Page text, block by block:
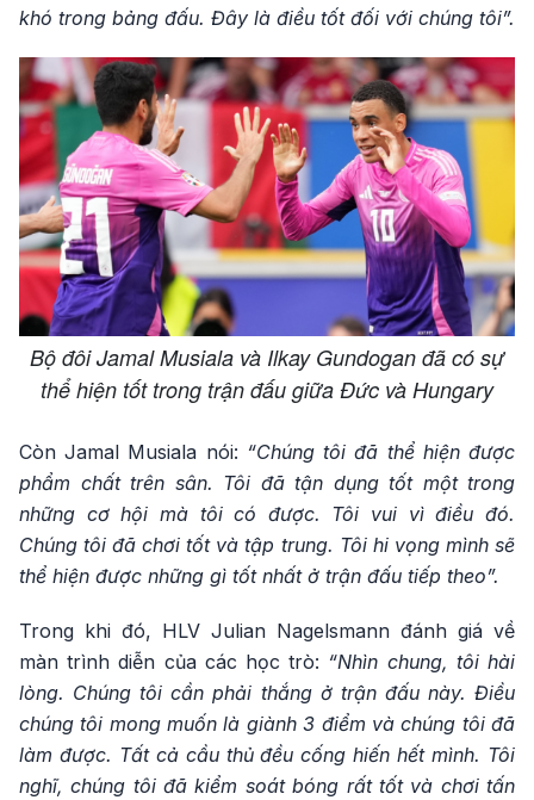
khó trong bảng đấu. Đây là điều tốt đối với chúng tôi”.
Bộ đôi Jamal Musiala và Ilkay Gundogan đã có sự
thể hiện tốt trong trận đấu giữa Đức và Hungary
Còn Jamal Musiala nói: “Chúng tôi đã thể hiện được
phẩm chất trên sân. Tôi đã tận dụng tốt một trong
những cơ hội mà tôi có được. Tôi vui vì điều đó.
Chúng tôi đã chơi tốt và tập trung. Tôi hi vọng mình sẽ
thể hiện được những gì tốt nhất ở trận đấu tiếp theo”.
Trong khi đó, HLV Julian Nagelsmann đánh giá về
màn trình diễn của các học trò: “Nhìn chung, tôi hài
lòng. Chúng tôi cần phải thắng ở trận đấu này. Điều
chúng tôi mong muốn là giành 3 điểm và chúng tôi đã
làm được. Tất cả cầu thủ đều cống hiến hết mình. Tôi
nghĩ, chúng tôi đã kiểm soát bóng rất tốt và chơi tấn